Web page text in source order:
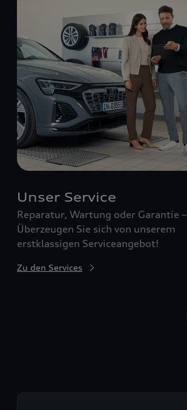
Unser Service
Reparatur, Wartung oder Garantie –
Überzeugen Sie sich von unserem
erstklassigen Serviceangebot!
Zu den Services